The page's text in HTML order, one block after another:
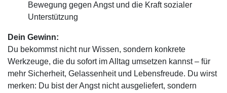
Bewegung gegen Angst und die Kraft sozialer
Unterstützung
Dein Gewinn:
Du bekommst nicht nur Wissen, sondern konkrete
Werkzeuge, die du sofort im Alltag umsetzen kannst – für
mehr Sicherheit, Gelassenheit und Lebensfreude. Du wirst
merken: Du bist der Angst nicht ausgeliefert, sondern